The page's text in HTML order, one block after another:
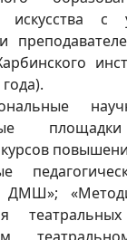
искусства с
ДМШ»;